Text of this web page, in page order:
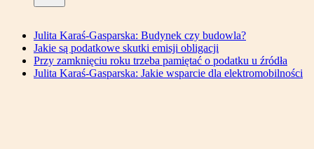
Julita Karaś-Gasparska: Budynek czy budowla?
Jakie są podatkowe skutki emisji obligacji
Przy zamknięciu roku trzeba pamiętać o podatku u źródła
Julita Karaś-Gasparska: Jakie wsparcie dla elektromobilności